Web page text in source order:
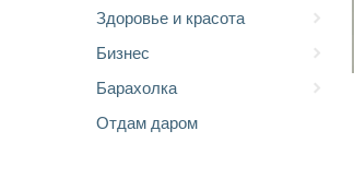
Здоровье и красота
Бизнес
Барахолка
Отдам даром